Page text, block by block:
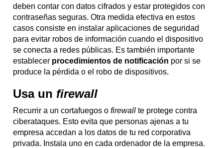
deben contar con datos cifrados y estar protegidos con
contraseñas seguras. Otra medida efectiva en estos
casos consiste en instalar aplicaciones de seguridad
para evitar robos de información cuando el dispositivo
se conecta a redes públicas. Es también importante
establecer procedimientos de notificación por si se
produce la pérdida o el robo de dispositivos.
Usa un firewall
Recurrir a un cortafuegos ofirewallte protege contra
ciberataques. Esto evita que personas ajenas a tu
empresa accedan a los datos de tu red corporativa
privada. Instala uno en cada ordenador de la empresa.